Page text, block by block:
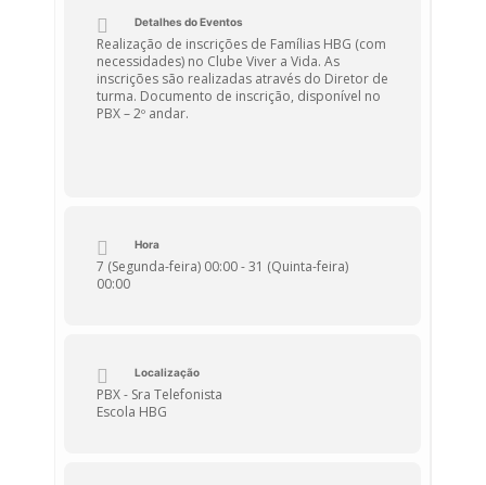
Detalhes do Eventos
Realização de inscrições de Famílias HBG (com
necessidades) no Clube Viver a Vida. As
inscrições são realizadas através do Diretor de
turma. Documento de inscrição, disponível no
PBX – 2º andar.
Hora
7 (Segunda-feira) 00:00 - 31 (Quinta-feira)
00:00
Localização
PBX - Sra Telefonista
Escola HBG